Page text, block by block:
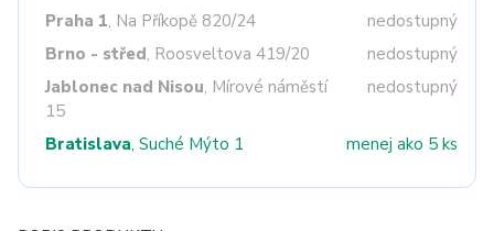
Praha 1, Na Příkopě 820/24
nedostupný
Brno - střed, Roosveltova 419/20
nedostupný
Jablonec nad Nisou, Mírové náměstí
15
nedostupný
Bratislava, Suché Mýto 1 menej ako 5 ks